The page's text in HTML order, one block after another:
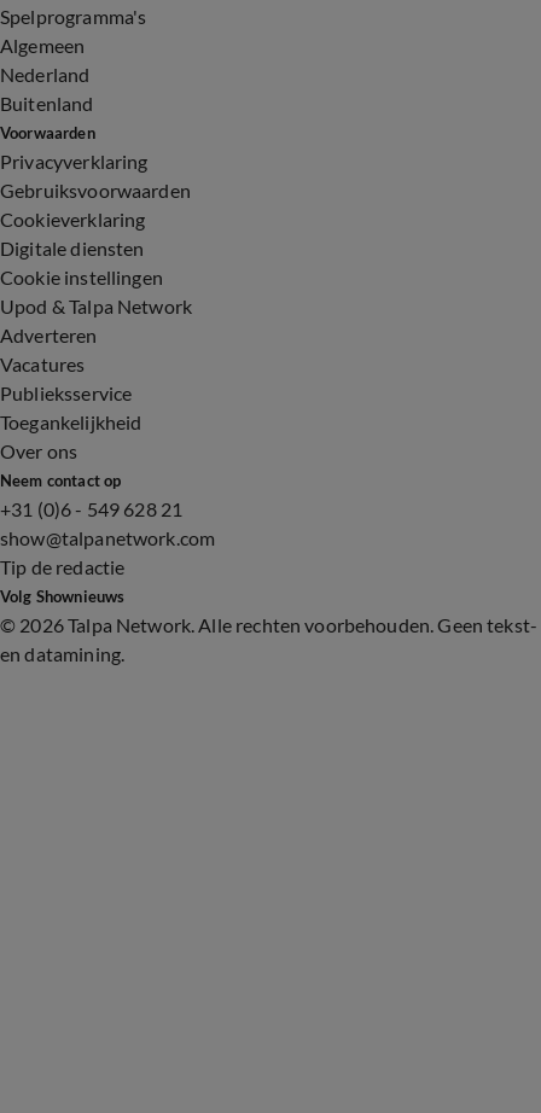
Spelprogramma's
Algemeen
Nederland
Buitenland
Voorwaarden
Privacyverklaring
Gebruiksvoorwaarden
Cookieverklaring
Digitale diensten
Cookie instellingen
Upod & Talpa Network
Adverteren
Vacatures
Publieksservice
Toegankelijkheid
Over ons
Neem contact op
+31 (0)6 - 549 628 21
show@talpanetwork.com
Tip de redactie
Volg Shownieuws
© 2026 Talpa Network. Alle rechten voorbehouden. Geen tekst-
en datamining.